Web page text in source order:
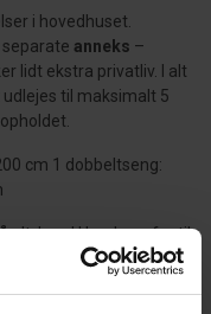
i hovedhuset.
anneks –
lidt ekstra privatliv. I alt
til maksimalt 5
cm 1 dobbeltseng:
alt, hvad I har brug for til